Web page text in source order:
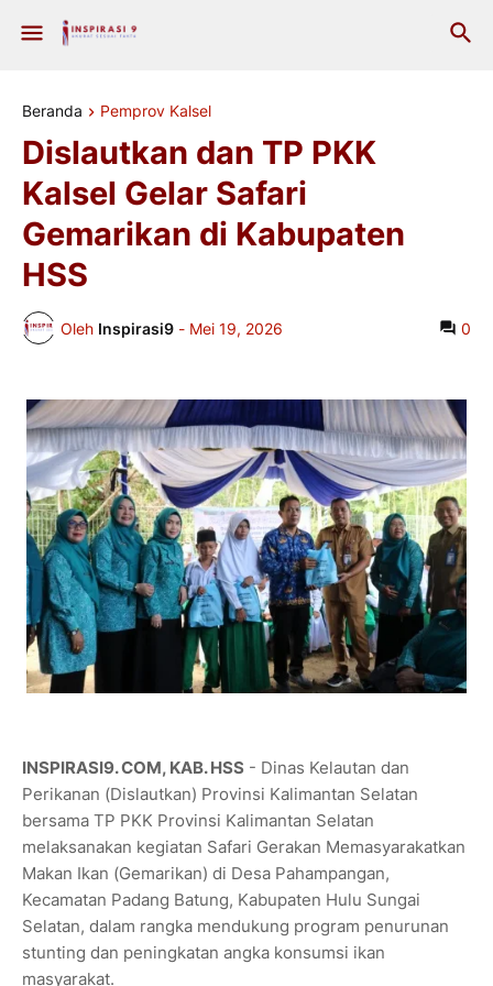
Beranda Pemprov Kalsel
Dislautkan dan TP PKK
Kalsel Gelar Safari
Gemarikan di Kabupaten
HSS
Oleh Inspirasi9 - Mei 19, 2026 0
INSPIRASI9. COM, KAB. HSS - Dinas Kelautan dan
Perikanan (Dislautkan) Provinsi Kalimantan Selatan
bersama TP PKK Provinsi Kalimantan Selatan
melaksanakan kegiatan Safari Gerakan Memasyarakatkan
Makan Ikan (Gemarikan) di Desa Pahampangan,
Kecamatan Padang Batung, Kabupaten Hulu Sungai
Selatan, dalam rangka mendukung program penurunan
stunting dan peningkatan angka konsumsi ikan
masyarakat.